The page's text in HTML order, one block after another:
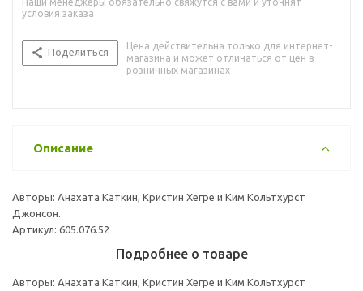
условия заказа
Поделиться
Цена действительна только для интернет-
магазина и может отличаться от цен в
розничных магазинах
Описание
Авторы: Анахата Каткин, Кристин Хегре и Ким Кольтхурст
Джонсон.
Артикул: 605.076.52
Подробнее о товаре
Авторы: Анахата Каткин, Кристин Хегре и Ким Кольтхурст